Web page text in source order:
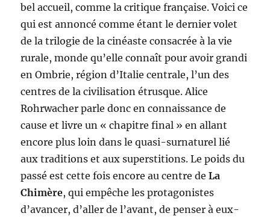
bel accueil, comme la critique française. Voici ce
qui est annoncé comme étant le dernier volet
de la trilogie de la cinéaste consacrée à la vie
rurale, monde qu’elle connaît pour avoir grandi
en Ombrie, région d’Italie centrale, l’un des
centres de la civilisation étrusque. Alice
Rohrwacher parle donc en connaissance de
cause et livre un « chapitre final » en allant
encore plus loin dans le quasi-surnaturel lié
aux traditions et aux superstitions. Le poids du
passé est cette fois encore au centre deLa
Chimère, qui empêche les protagonistes
d’avancer, d’aller de l’avant, de penser à eux-